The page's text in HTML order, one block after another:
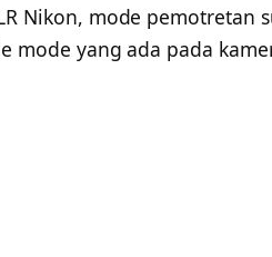
Nikon, mode pemotretan
mode yang ada pada